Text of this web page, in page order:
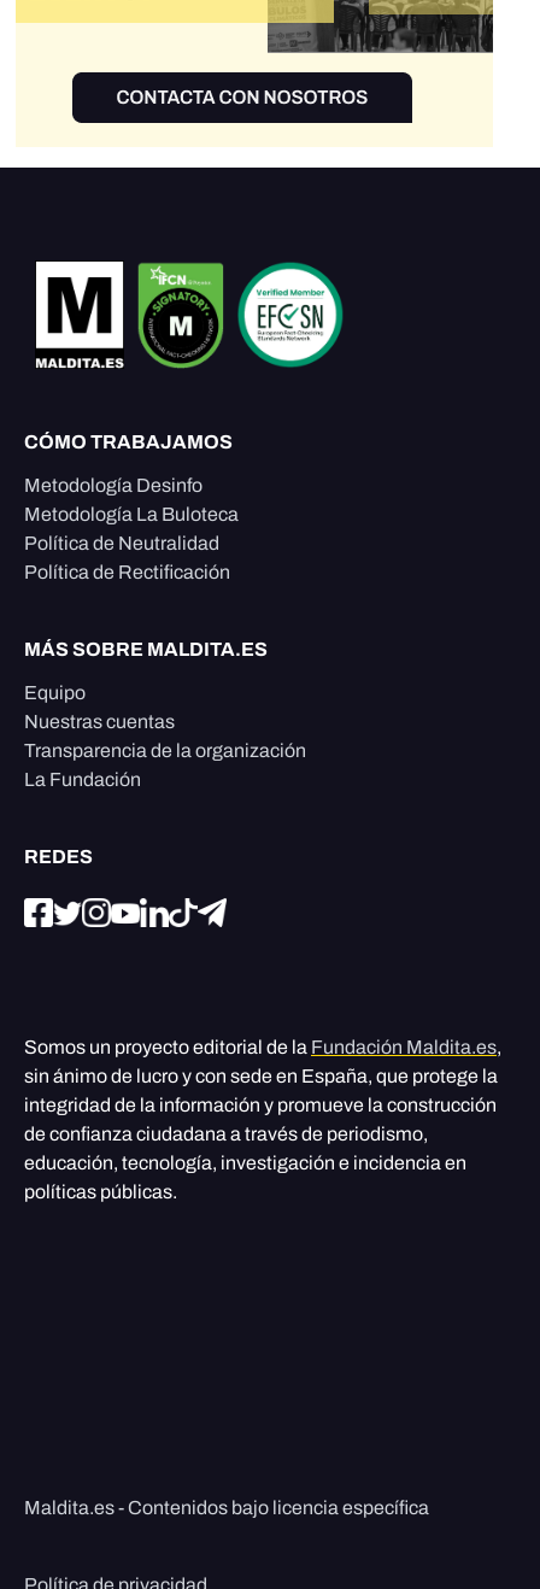
CÓMO TRABAJAMOS
Metodología Desinfo
Metodología La Buloteca
Política de Neutralidad
Política de Rectificación
MÁS SOBRE MALDITA.ES
Equipo
Nuestras cuentas
Transparencia de la organización
La Fundación
REDES
Somos un proyecto editorial de la Fundación Maldita.es,
sin ánimo de lucro y con sede en España, que protege la
integridad de la información y promueve la construcción
de confianza ciudadana a través de periodismo,
educación, tecnología, investigación e incidencia en
políticas públicas.
Maldita.es - Contenidos bajo licencia específica
Política de privacidad